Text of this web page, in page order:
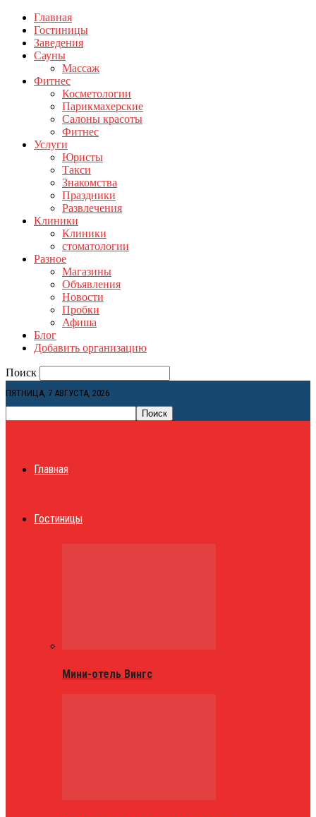
Главная
Гостиницы
Заведения
Сауны
Массаж
Фитнес
Косметологии
Парикмахерские
Салоны красоты
Фитнес
Услуги
Юристы
Такси
Знакомства
Праздники
Развлечения
Клиники
Клиники
стоматологии
Разное
Магазины
Объявления
Новости
Пробки
Афиша
Блог
Добавить организацию
Поиск
ПЯТНИЦА, 7 АВГУСТА, 2026
Главная
Гостиницы
Мини-отель Вингс